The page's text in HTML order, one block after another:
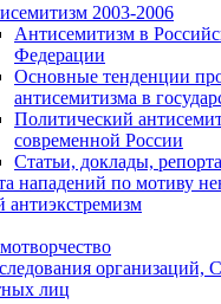
2003-2006
Антисемитизм в
Федерации
Основные тенденции
антисемитизма в
Политический
современной России
Статьи, доклады,
нападений по мотиву
лиц